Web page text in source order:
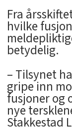
Fra
hvilke
betydelig.
– Tilsynet
gripe inn
fusjoner og
nye
Stakkestad